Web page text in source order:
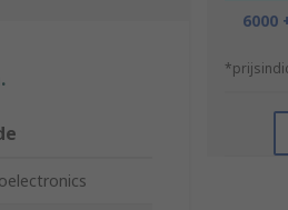
6000